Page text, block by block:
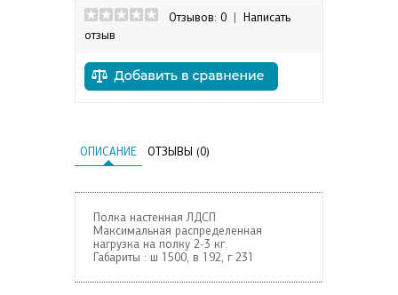
Отзывов: 0
Написать
отзыв
ОПИСАНИЕ ОТЗЫВЫ (0)
Полка настенная ЛДСП
Максимальная распределенная
нагрузка на полку 2-3 кг.
Габариты : ш 1500, в 192, г 231